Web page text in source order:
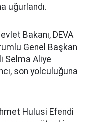
uğurlandı.
Bakanı, DEVA
Genel Başkan
Selma Aliye
son yolculuğuna
Hulusi Efendi